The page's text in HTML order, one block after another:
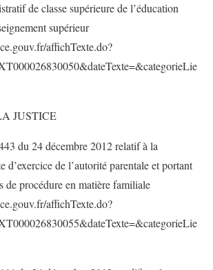
de classe supérieure de l’éducation
supérieur
affichTexte.do?
JUSTICE
du 24 décembre 2012 relatif à la
d’exercice de l’autorité parentale et portant
de procédure en matière familiale
affichTexte.do?